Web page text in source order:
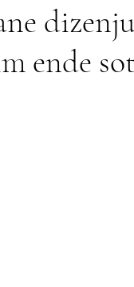
ende